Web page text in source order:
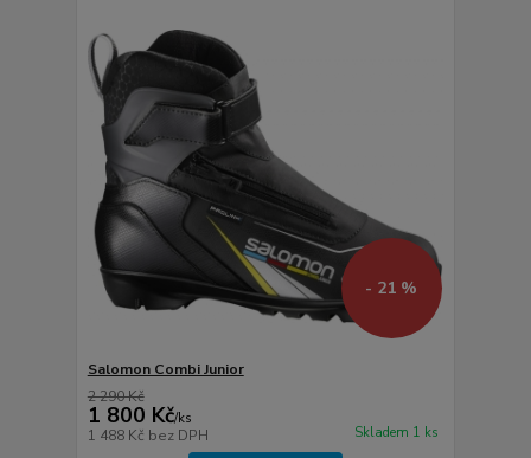
- 21 %
Salomon Combi Junior
2 290 Kč
1 800 Kč/ks
1 488 Kč bez DPH Skladem 1 ks